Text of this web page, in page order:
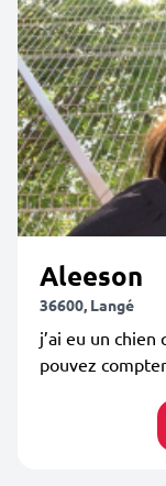
Aleeson
36600, Langé
j’ai eu un chien
pouvez